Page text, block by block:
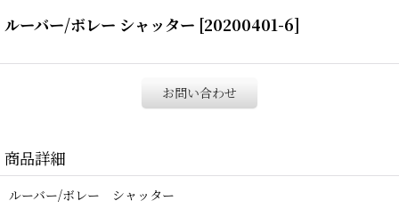
ルーバー/ボレー シャッター [20200401-6]
お問い合わせ
商品詳細
ルーバー/ボレー シャッター